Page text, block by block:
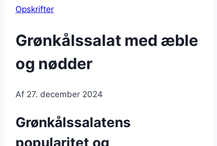
Opskrifter
Grønkålssalat med æble
og nødder
Af 27. december 2024
Grønkålssalatens